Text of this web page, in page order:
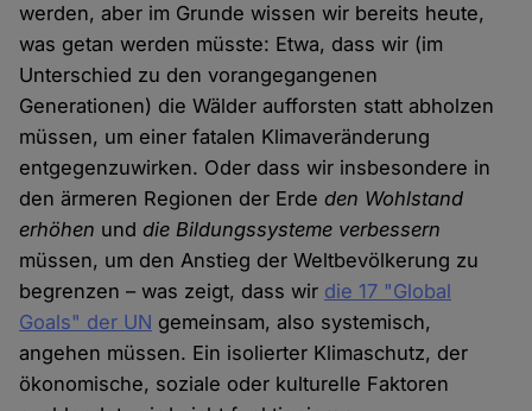
werden, aber im Grunde wissen wir bereits heute,
was getan werden müsste: Etwa, dass wir (im
Unterschied zu den vorangegangenen
Generationen) die Wälder aufforsten statt abholzen
müssen, um einer fatalen Klimaveränderung
entgegenzuwirken. Oder dass wir insbesondere in
den ärmeren Regionen der Erdeden Wohlstand
erhöhen unddie Bildungssysteme verbessern
müssen, um den Anstieg der Weltbevölkerung zu
begrenzen – was zeigt, dass wir die 17 "Global
Goals" der UN gemeinsam, also systemisch,
angehen müssen. Ein isolierter Klimaschutz, der
ökonomische, soziale oder kulturelle Faktoren